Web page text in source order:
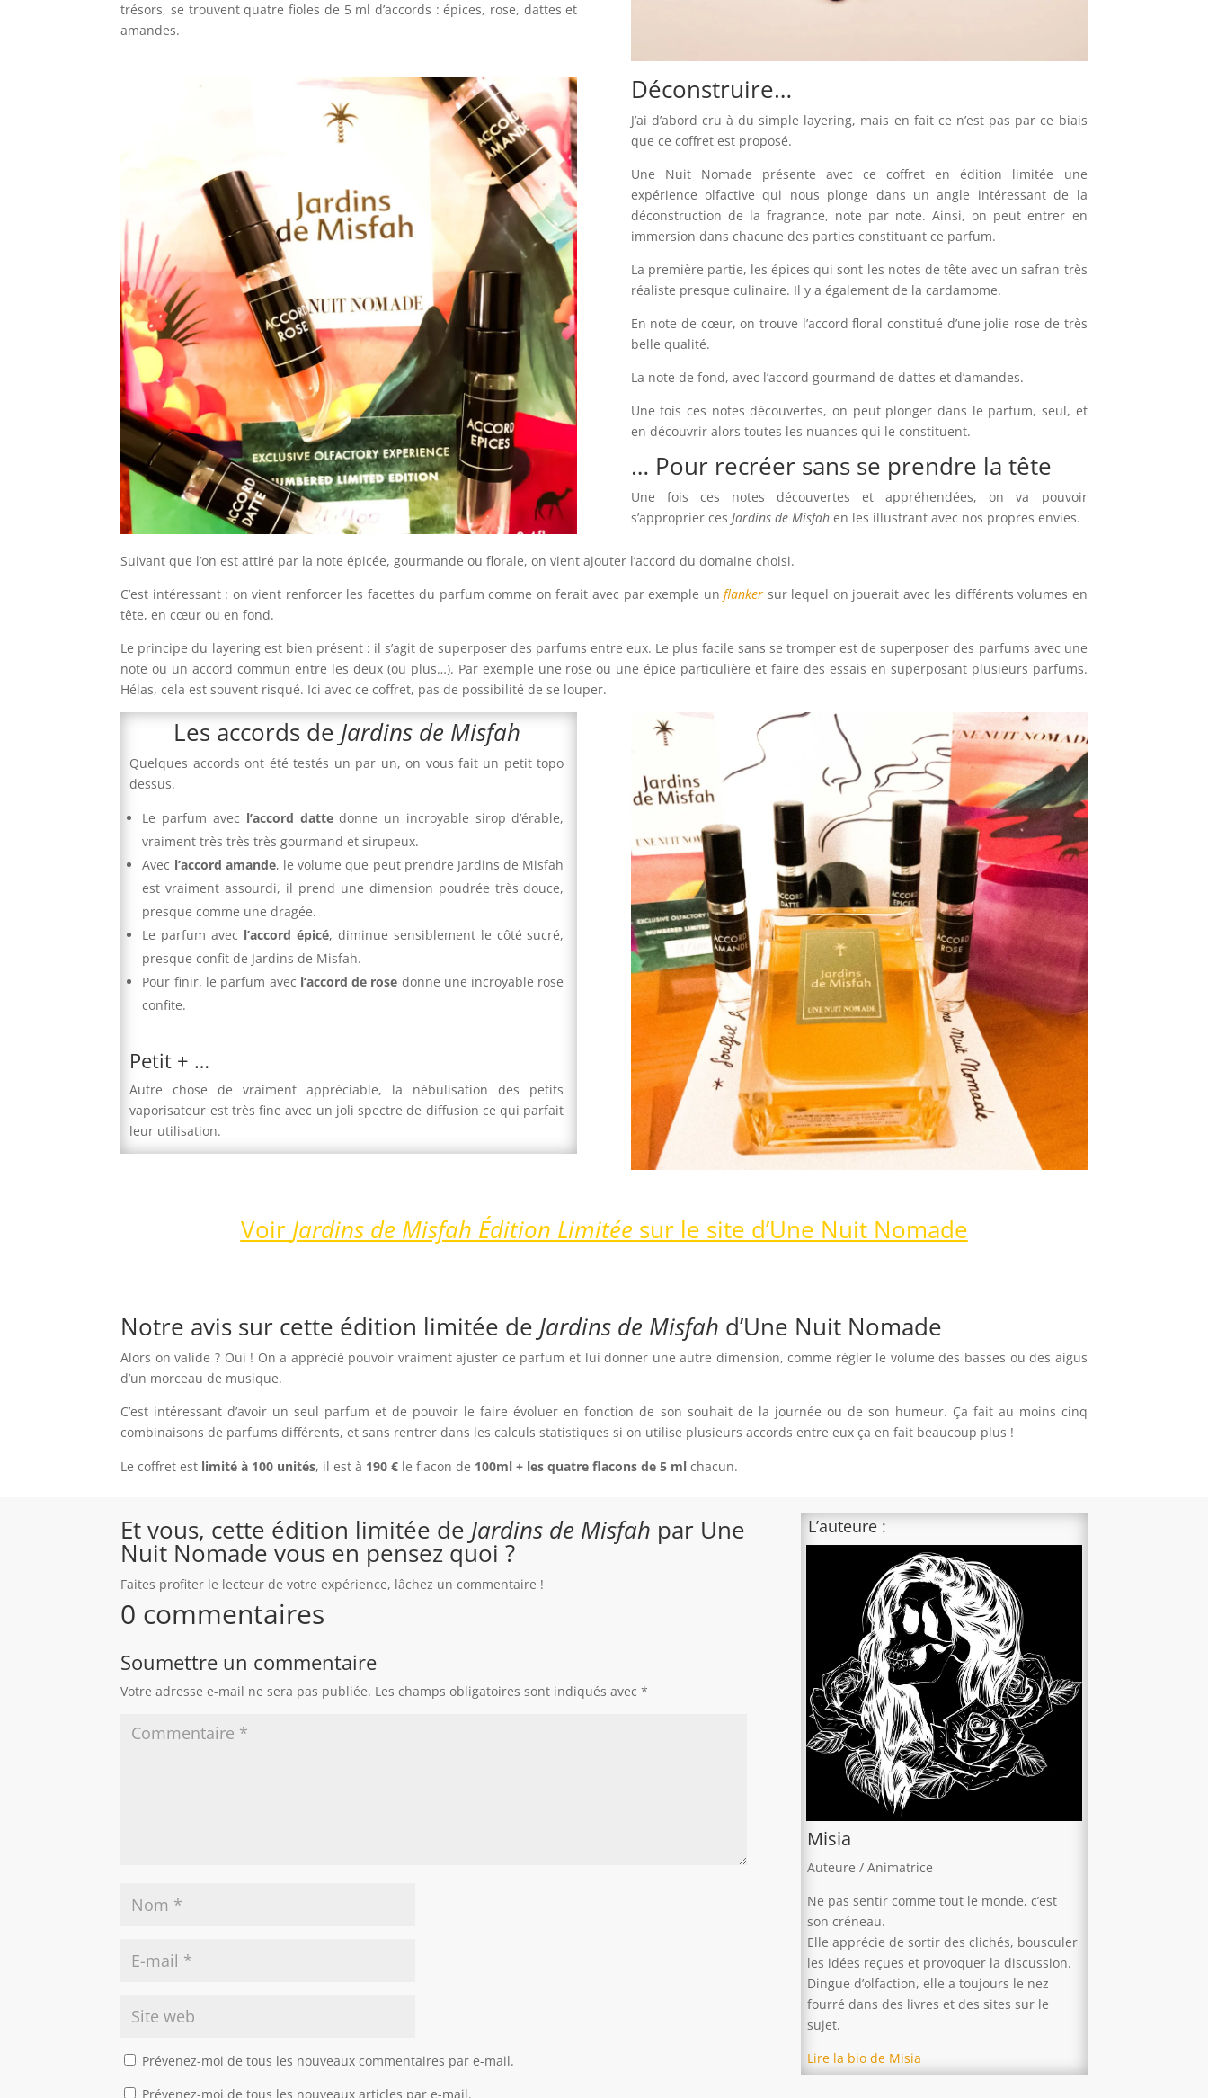
trésors, se trouvent quatre fioles de 5 ml d’accords : épices, rose, dattes et
amandes.
Déconstruire…
J’ai d’abord cru à du simple layering, mais en fait ce n’est pas par ce biais
que ce coffret est proposé.
Une Nuit Nomade présente avec ce coffret en édition limitée une
expérience olfactive qui nous plonge dans un angle intéressant de la
déconstruction de la fragrance, note par note. Ainsi, on peut entrer en
immersion dans chacune des parties constituant ce parfum.
La première partie, les épices qui sont les notes de tête avec un safran très
réaliste presque culinaire. Il y a également de la cardamome.
En note de cœur, on trouve l’accord floral constitué d’une jolie rose de très
belle qualité.
La note de fond, avec l’accord gourmand de dattes et d’amandes.
Une fois ces notes découvertes, on peut plonger dans le parfum, seul, et
en découvrir alors toutes les nuances qui le constituent.
… Pour recréer sans se prendre la tête
Une fois ces notes découvertes et appréhendées, on va pouvoir
s’approprier ces Jardins de Misfahen les illustrant avec nos propres envies.
Suivant que l’on est attiré par la note épicée, gourmande ou florale, on vient ajouter l’accord du domaine choisi.
C’est intéressant : on vient renforcer les facettes du parfum comme on ferait avec par exemple unflanker sur lequel on jouerait avec les différents volumes en
tête, en cœur ou en fond.
Le principe du layering est bien présent : il s’agit de superposer des parfums entre eux. Le plus facile sans se tromper est de superposer des parfums avec une
note ou un accord commun entre les deux (ou plus…). Par exemple une rose ou une épice particulière et faire des essais en superposant plusieurs parfums.
Hélas, cela est souvent risqué. Ici avec ce coffret, pas de possibilité de se louper.
Les accords de Jardins de Misfah
Quelques accords ont été testés un par un, on vous fait un petit topo
dessus.
Le parfum avec l’accord dattedonne un incroyable sirop d’érable,
vraiment très très très gourmand et sirupeux.
Avec l’accord amande, le volume que peut prendre Jardins de Misfah
est vraiment assourdi, il prend une dimension poudrée très douce,
presque comme une dragée.
Le parfum avec l’accord épicé, diminue sensiblement le côté sucré,
presque confit de Jardins de Misfah.
Pour finir, le parfum avec l’accord de rose donne une incroyable rose
confite.
Petit + …
Autre chose de vraiment appréciable, la nébulisation des petits
vaporisateur est très fine avec un joli spectre de diffusion ce qui parfait
leur utilisation.
Voir Jardins de Misfah Édition Limitéesur le site d’Une Nuit Nomade
Notre avis sur cette édition limitée de Jardins de Misfah d’Une Nuit Nomade
Alors on valide ? Oui ! On a apprécié pouvoir vraiment ajuster ce parfum et lui donner une autre dimension, comme régler le volume des basses ou des aigus
d’un morceau de musique.
C’est intéressant d’avoir un seul parfum et de pouvoir le faire évoluer en fonction de son souhait de la journée ou de son humeur. Ça fait au moins cinq
combinaisons de parfums différents, et sans rentrer dans les calculs statistiques si on utilise plusieurs accords entre eux ça en fait beaucoup plus !
Le coffret est limité à 100 unités, il est à 190 € le flacon de 100ml + les quatre flacons de 5 ml chacun.
Et vous, cette édition limitée de Jardins de Misfah par Une
Nuit Nomade vous en pensez quoi ?
Faites profiter le lecteur de votre expérience, lâchez un commentaire !
0 commentaires
Soumettre un commentaire
Votre adresse e-mail ne sera pas publiée. Les champs obligatoires sont indiqués avec*
Prévenez-moi de tous les nouveaux commentaires par e-mail.
Prévenez-moi de tous les nouveaux articles par e-mail.
L’auteure :
Misia
Auteure / Animatrice
Ne pas sentir comme tout le monde, c’est
son créneau.
Elle apprécie de sortir des clichés, bousculer
les idées reçues et provoquer la discussion.
Dingue d’olfaction, elle a toujours le nez
fourré dans des livres et des sites sur le
sujet.
Lire la bio de Misia